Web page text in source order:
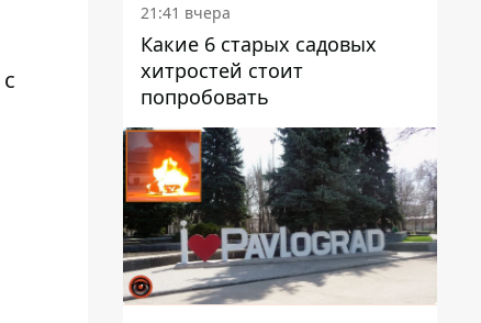
с
21:41 вчера
Какие 6 старых садовых
хитростей стоит
попробовать